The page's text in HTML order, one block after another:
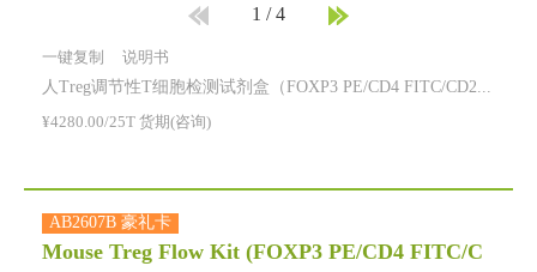
1 /4
一键复制 说明书
人Treg调节性T细胞检测试剂盒（FOXP3 PE/CD4 FITC/CD25 APC）
¥4280.00/25T 货期(咨询)
AB2607B 豪礼卡
Mouse Treg Flow Kit (FOXP3 PE/CD4 FITC/C